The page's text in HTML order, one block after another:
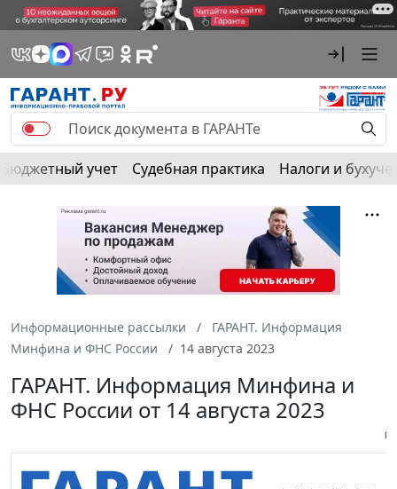
Бюджетный учет Судебная практика Налоги и
Информационные рассылки
ГАРАНТ. Информация
Минфина и ФНС России
14 августа 2023
ГАРАНТ. Информация Минфина и
ФНС России от 14 августа 2023